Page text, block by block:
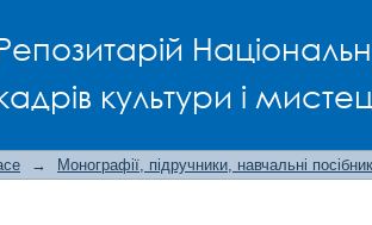
культури і
→ Монографії, підручники, навчальні